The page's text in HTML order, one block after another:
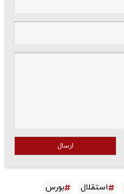
ارسال
استقلال
بورس